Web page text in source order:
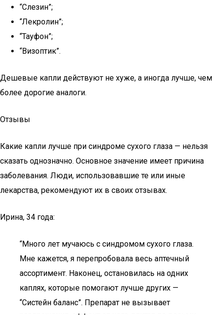
“Слезин”;
“Лекролин”;
“Тауфон”;
“Визоптик”.
Дешевые капли действуют не хуже, а иногда лучше, чем
более дорогие аналоги.
Отзывы
Какие капли лучше при синдроме сухого глаза — нельзя
сказать однозначно. Основное значение имеет причина
заболевания. Люди, использовавшие те или иные
лекарства, рекомендуют их в своих отзывах.
Ирина, 34 года:
“Много лет мучаюсь с синдромом сухого глаза.
Мне кажется, я перепробовала весь аптечный
ассортимент. Наконец, остановилась на одних
каплях, которые помогают лучше других —
“Систейн баланс”. Препарат не вызывает